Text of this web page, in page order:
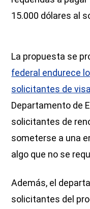
15.000 dólares al
La propuesta se
federal endurece
solicitantes de
Departamento de
solicitantes de
someterse a una
algo que no se
Además, el
solicitantes del